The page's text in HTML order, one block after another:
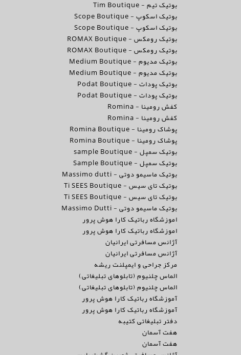
بوتیک تیم - Tim Boutique
بوتیک اسکوپ - Scope Boutique
بوتیک اسکوپ - Scope Boutique
بوتیک رومکس - ROMAX Boutique
بوتیک رومکس - ROMAX Boutique
بوتیک مدیوم - Medium Boutique
بوتیک مدیوم - Medium Boutique
بوتیک پودات - Podat Boutique
بوتیک پودات - Podat Boutique
کفش رومینا - Romina
کفش رومینا - Romina
پوشاک رومینا - Romina Boutique
پوشاک رومینا - Romina Boutique
بوتیک سمپل - sample Boutique
بوتیک سمپل - Sample Boutique
بوتیک ماسیمو دوتی - Massimo dutti
بوتیک تای سیس - Ti SEES Boutique
بوتیک تای سیس - Ti SEES Boutique
بوتیک ماسیمو دوتی - Massimo Dutti
اموزشگاه رباتیک کارا هوش پرور
اموزشگاه رباتیک کارا هوش پرور
آژانس مسافرتی ایرانیان
آژانس مسافرتی ایرانیان
مرکز جراحی و ایمپلنت ریشه
الماس چلنیوم (تابلوهای تبلیغاتی)
الماس چلنیوم (تابلوهای تبلیغاتی)
آموزشگاه رباتیک کارا هوش پرور
آموزشگاه رباتیک کارا هوش پرور
دفتر تبلیغاتی کتیبه
هفت آسمان
هفت آسمان